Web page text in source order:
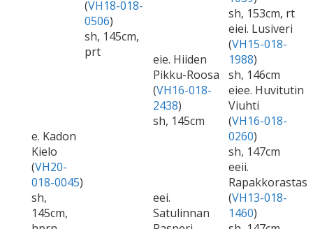
e. Kadon
Kielo
(VH20-
018-0045)
sh,
145cm,
(VH18-018-
0506)
sh, 145cm,
prt
sh, 153cm, rt
eie. Hiiden
Pikku-Roosa
(VH16-018-
2438)
sh, 145cm
eiei. Lusiveri
(VH15-018-
1988)
sh, 146cm
eiee. Huvitutin
Viuhti
(VH16-018-
0260)
sh, 147cm
eei.
Satulinnan
eeii.
Rapakkorastas
(VH13-018-
1460)